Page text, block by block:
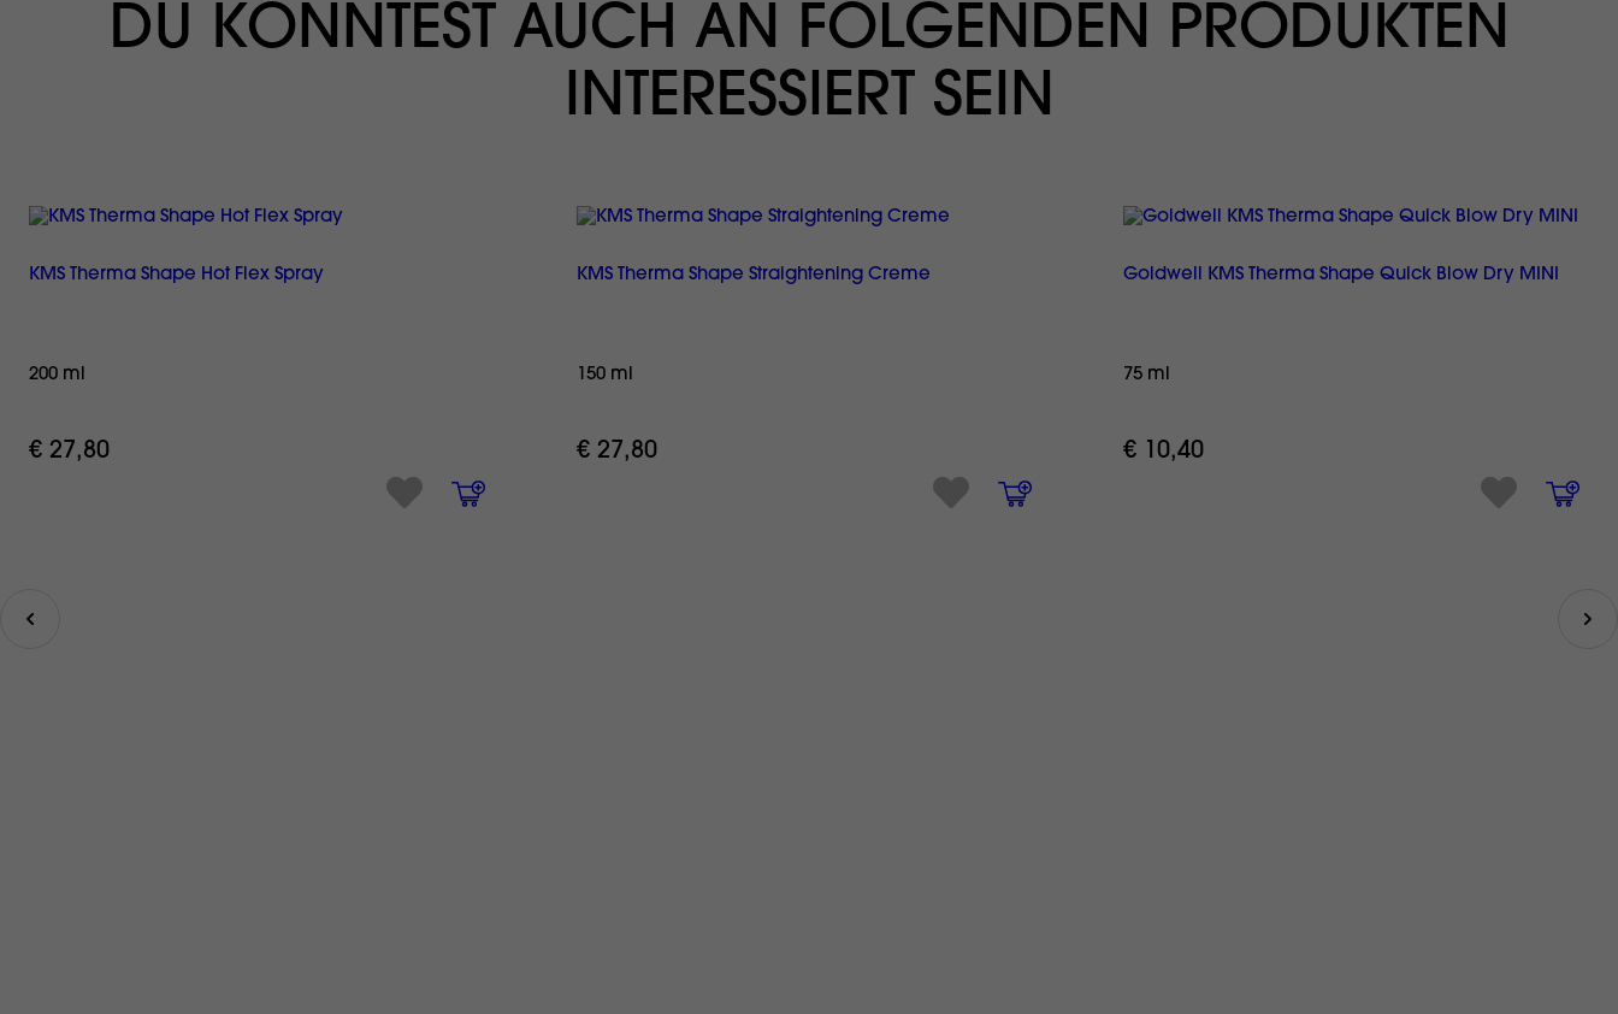
DU KÖNNTEST AUCH AN FOLGENDEN PRODUKTEN
INTERESSIERT SEIN
KMS Therma Shape Hot Flex Spray
200 ml
€ 27,80
KMS Therma Shape Straightening Creme
150 ml
€ 27,80
Goldwell KMS Therma Shape Quick Blow Dry MINI
75 ml
€ 10,40